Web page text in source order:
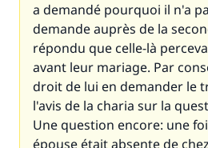
a demandé pourquoi il n'a
demande auprès de la
répondu que celle-là
avant leur mariage. Par
droit de lui en demander le
l'avis de la charia sur la
Une question encore: une
épouse était absente de